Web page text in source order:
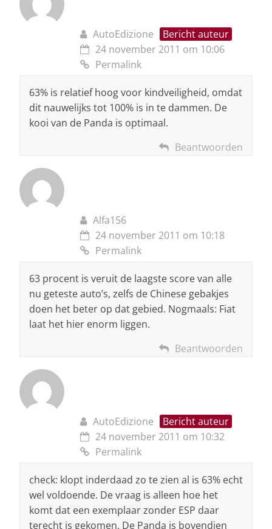
AutoEdizione
Bericht auteur
24 november 2011 om 10:06
Permalink
63% is relatief hoog voor kindveiligheid, omdat
dit nauwelijks tot 100% is in te dammen. De
kooi van de Panda is optimaal.
Beantwoorden
Alfa156
24 november 2011 om 10:18
Permalink
63 procent is veruit de laagste score van alle
nu geteste auto’s, zelfs de Chinese gebakjes
doen het beter op dat gebied. Nogmaals: Fiat
laat het hier enorm liggen.
Beantwoorden
AutoEdizione
Bericht auteur
24 november 2011 om 10:32
Permalink
check: klopt inderdaad zo te zien al is 63% echt
wel voldoende. De vraag is alleen hoe het
komt dat een exemplaar zonder ESP daar
terecht is gekomen. De Panda is bovendien